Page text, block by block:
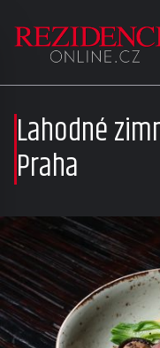
Lahodné
Praha